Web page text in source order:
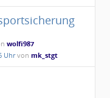
wolfi987
Uhrvonmk_stgt